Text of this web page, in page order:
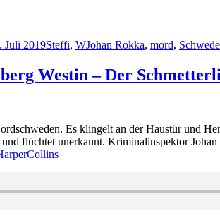
Juli 2019Steffi, WJohan Rokka, mord,
Westin – Der
Es klingelt an der Haustür und
flüchtet unerkannt. Kriminalinspektor